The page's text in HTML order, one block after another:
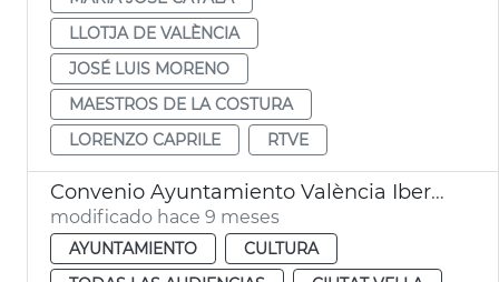
LLOTJA DE VALÈNCIA
JOSÉ LUIS MORENO
MAESTROS DE LA COSTURA
LORENZO CAPRILE
RTVE
Convenio Ayuntamiento València Iberdrola iluminación Catedral Micalet
modificado hace 9 meses
AYUNTAMIENTO
CULTURA